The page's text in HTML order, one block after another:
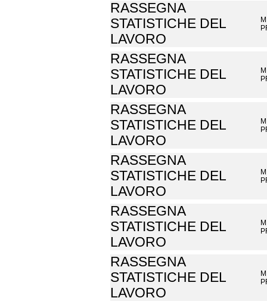
RASSEGNA
STATISTICHE DEL
LAVORO
RASSEGNA
STATISTICHE DEL
LAVORO
RASSEGNA
STATISTICHE DEL
LAVORO
RASSEGNA
STATISTICHE DEL
LAVORO
RASSEGNA
STATISTICHE DEL
LAVORO
RASSEGNA
STATISTICHE DEL
LAVORO